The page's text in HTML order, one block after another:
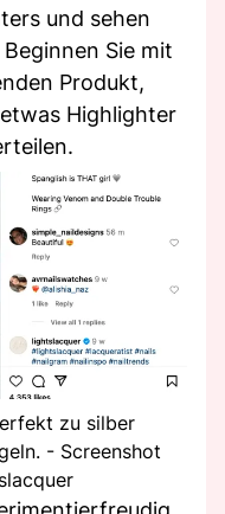
und sehen
Sie mit
Produkt,
Highlighter
zu silber
- Screenshot